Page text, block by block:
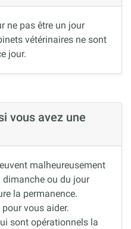
ne pas être un jour
vétérinaires ne sont
jour.
vous avez une
malheureusement
dimanche ou du jour
la permanence.
vous aider.
sont opérationnels la